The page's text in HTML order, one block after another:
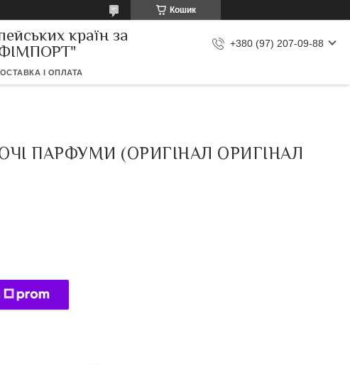
Кошик
країн за
+380 (97) 207-09-88
І ОПЛАТА
ПАРФУМИ (ОРИГІНАЛ ОРИГІНАЛ